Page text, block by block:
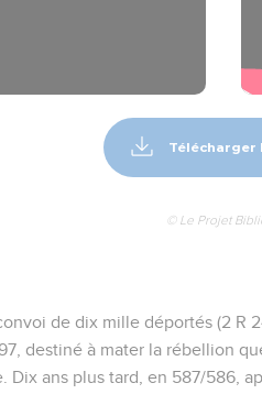
Télécharger
© Le Projet
de dix mille déportés (2 R
destiné à mater la rébellion
Dix ans plus tard, en 587/586,